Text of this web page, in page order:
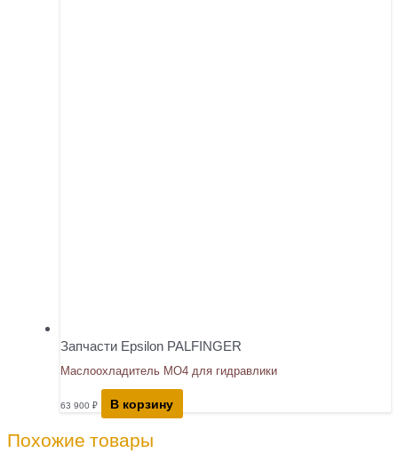
Запчасти Epsilon PALFINGER
Маслоохладитель МО4 для гидравлики
63 900 ₽ В корзину
Похожие товары